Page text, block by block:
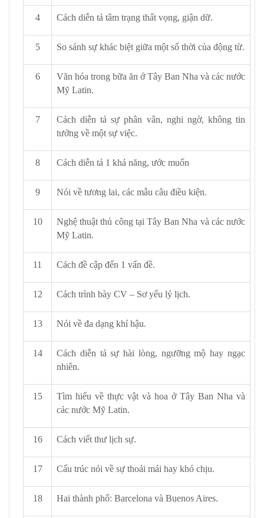
4 Cách diễn tả tâm trạng thất vọng, giận dữ.
5 So sánh sự khác biệt giữa một số thời của động từ.
6
Văn hóa trong bữa ăn ở Tây Ban Nha và các nước
Mỹ Latin.
7
Cách diễn tả sự phân vân, nghi ngờ, không tin
tưởng về một sự việc.
8 Cách diễn tả 1 khả năng, ước muốn
9 Nói về tương lai, các mẫu câu điều kiện.
10
Nghệ thuật thủ công tại Tây Ban Nha và các nước
Mỹ Latin.
11 Cách đề cập đến 1 vấn đề.
12 Cách trình bày CV – Sơ yếu lý lịch.
13 Nói về đa dạng khí hậu.
14
Cách diễn tả sự hài lòng, ngưỡng mộ hay ngạc
nhiên.
15
Tìm hiểu về thực vật và hoa ở Tây Ban Nha và
các nước Mỹ Latin.
16 Cách viết thư lịch sự.
17 Cấu trúc nói về sự thoải mái hay khó chịu.
18 Hai thành phố: Barcelona và Buenos Aires.